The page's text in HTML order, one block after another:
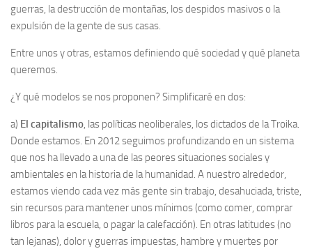
guerras, la destrucción de montañas, los despidos masivos o la
expulsión de la gente de sus casas.
Entre unos y otras, estamos definiendo qué sociedad y qué planeta
queremos.
¿Y qué modelos se nos proponen? Simplificaré en dos:
a) El capitalismo, las políticas neoliberales, los dictados de la Troika.
Donde estamos. En 2012 seguimos profundizando en un sistema
que nos ha llevado a una de las peores situaciones sociales y
ambientales en la historia de la humanidad. A nuestro alrededor,
estamos viendo cada vez más gente sin trabajo, desahuciada, triste,
sin recursos para mantener unos mínimos (como comer, comprar
libros para la escuela, o pagar la calefacción). En otras latitudes (no
tan lejanas), dolor y guerras impuestas, hambre y muertes por